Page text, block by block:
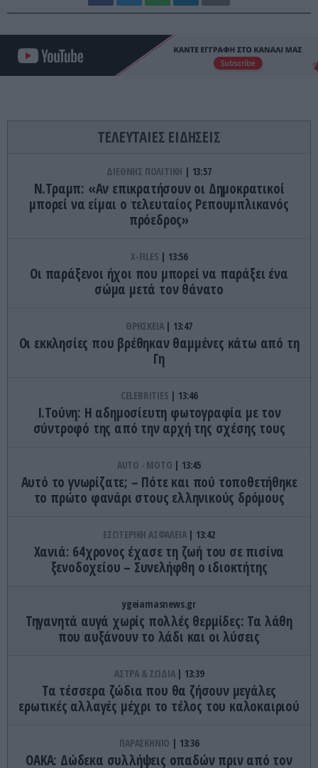
ΤΕΛΕΥΤΑΙΕΣ ΕΙΔΗΣΕΙΣ
ΔΙΕΘΝΗΣ ΠΟΛΙΤΙΚΗ 13:57
Ν.Τραμπ: «Αν επικρατήσουν οι Δημοκρατικοί
μπορεί να είμαι ο τελευταίος Ρεπουμπλικανός
πρόεδρος»
X-FILES 13:56
Οι παράξενοι ήχοι που μπορεί να παράξει ένα
σώμα μετά τον θάνατο
ΘΡΗΣΚΕΙΑ 13:47
Οι εκκλησίες που βρέθηκαν θαμμένες κάτω από τη
Γη
CELEBRITIES 13:46
Ι.Τούνη: Η αδημοσίευτη φωτογραφία με τον
σύντροφό της από την αρχή της σχέσης τους
AUTO - MOTO 13:45
Αυτό το γνωρίζατε; – Πότε και πού τοποθετήθηκε
το πρώτο φανάρι στους ελληνικούς δρόμους
ΕΣΩΤΕΡΙΚΗ ΑΣΦΑΛΕΙΑ 13:42
Χανιά: 64χρονος έχασε τη ζωή του σε πισίνα
ξενοδοχείου – Συνελήφθη ο ιδιοκτήτης
ygeiamasnews.gr
Τηγανητά αυγά χωρίς πολλές θερμίδες: Τα λάθη
που αυξάνουν το λάδι και οι λύσεις
ΑΣΤΡΑ & ΖΩΔΙΑ 13:39
Τα τέσσερα ζώδια που θα ζήσουν μεγάλες
ερωτικές αλλαγές μέχρι το τέλος του καλοκαιριού
ΠΑΡΑΣΚΗΝΙΟ 13:36
ΟΑΚΑ: Δώδεκα συλλήψεις οπαδών πριν από τον